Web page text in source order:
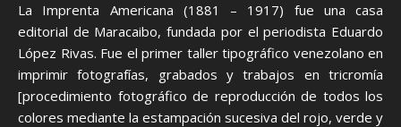
La Imprenta Americana (1881 – 1917) fue una casa
editorial de Maracaibo, fundada por el periodista Eduardo
López Rivas. Fue el primer taller tipográfico venezolano en
imprimir fotografías, grabados y trabajos en tricromía
[procedimiento fotográfico de reproducción de todos los
colores mediante la estampación sucesiva del rojo, verde y